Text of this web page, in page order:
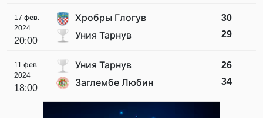
17 фев.
2024
20:00
Хробры Глогув
Уния Тарнув
30
29
11 фев.
2024
18:00
Уния Тарнув
Заглембе Любин
26
34